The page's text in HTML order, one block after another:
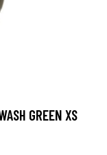
GREEN XS